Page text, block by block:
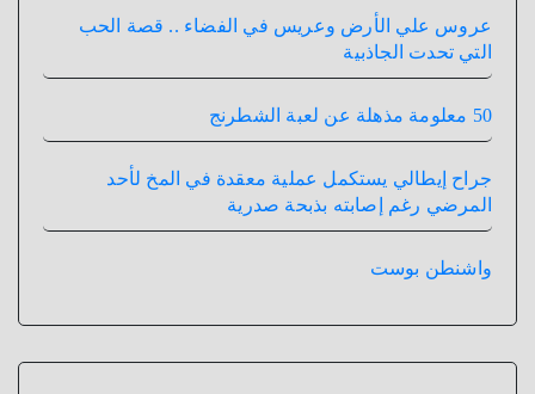
عروس علي الأرض وعريس في الفضاء .. قصة الحب
التي تحدت الجاذبية
50 معلومة مذهلة عن لعبة الشطرنج
جراح إيطالي يستكمل عملية معقدة في المخ لأحد
المرضي رغم إصابته بذبحة صدرية
واشنطن بوست